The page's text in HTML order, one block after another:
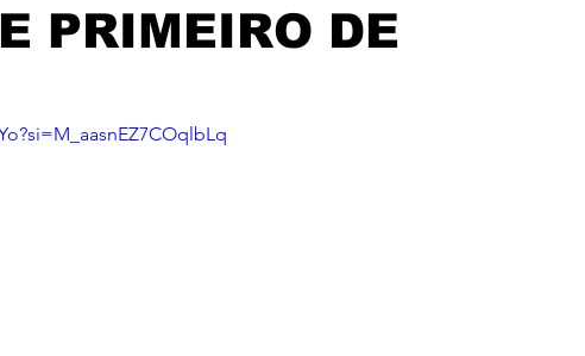
PRIMEIRO DE